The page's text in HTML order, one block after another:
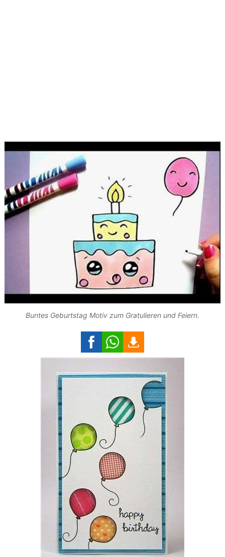
Buntes Geburtstag Motiv zum Gratulieren und Feiern.